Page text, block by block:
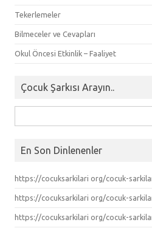
Tekerlemeler
Bilmeceler ve Cevapları
Okul Öncesi Etkinlik – Faaliyet
Çocuk Şarkısı Arayın..
En Son Dinlenenler
https://cocuksarkilari org/cocuk-
https://cocuksarkilari org/cocuk-
https://cocuksarkilari org/cocuk-